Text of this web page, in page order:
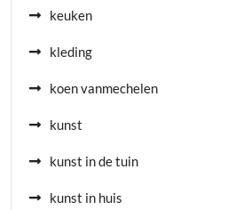
keuken
kleding
koen vanmechelen
kunst
kunst in de tuin
kunst in huis